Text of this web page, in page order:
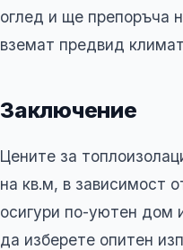
оглед и ще препоръча
вземат предвид
Заключение
Цените за
на кв.м, в зависимост
осигури по-уютен дом
да изберете опитен